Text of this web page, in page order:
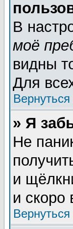
В
моё
видны
Для
» Я
Не
и
и скоро